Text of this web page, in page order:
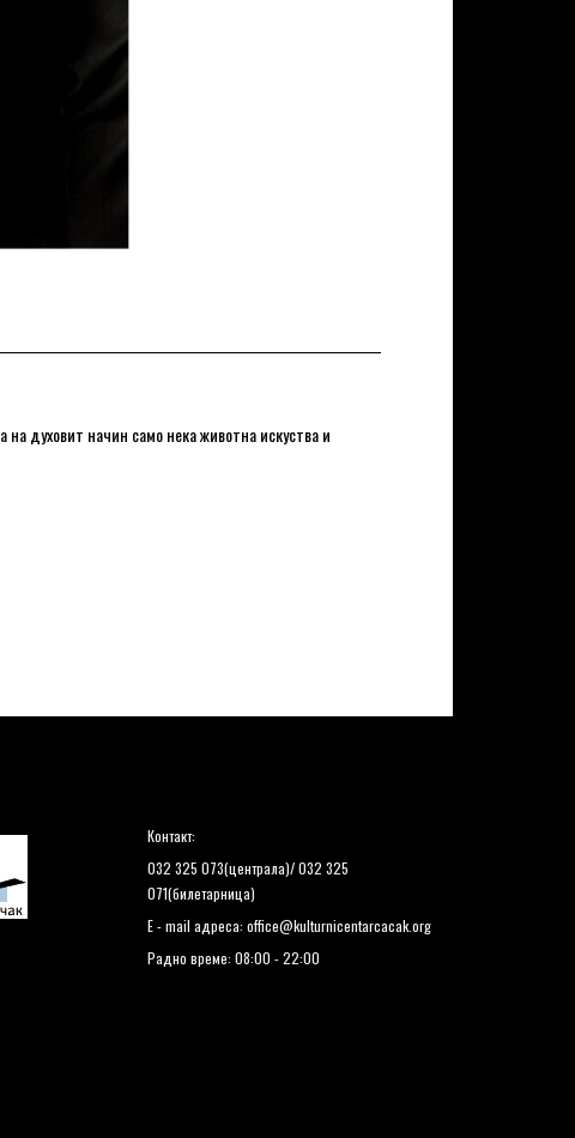
духовит начин само нека животна искуства и
Контакт:
032 325 073(централа)/ 032 325
071(билетарница)
E - mail адреса: office@kulturnicentarcacak.org
Радно време: 08:00 - 22:00